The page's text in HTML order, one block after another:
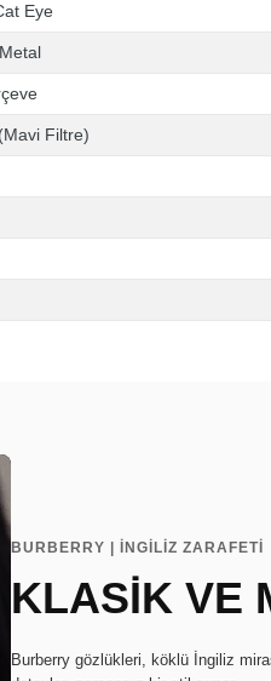
Eye
Metal
Filtre)
BURBERRY | İNGİLİZ ZARAFETİ
KLASİK VE
Burberry gözlükleri, köklü İngiliz